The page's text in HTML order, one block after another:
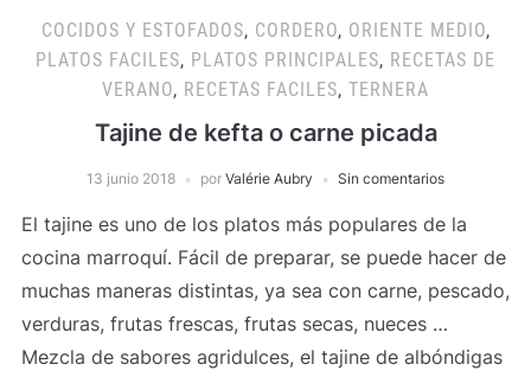
COCIDOS Y ESTOFADOS, CORDERO, ORIENTE MEDIO,
PLATOS FACILES, PLATOS PRINCIPALES, RECETAS DE
VERANO, RECETAS FACILES, TERNERA
Tajine de kefta o carne picada
13 junio 2018 por Valérie Aubry Sin comentarios
El tajine es uno de los platos más populares de la
cocina marroquí. Fácil de preparar, se puede hacer de
muchas maneras distintas, ya sea con carne, pescado,
verduras, frutas frescas, frutas secas, nueces …
Mezcla de sabores agridulces, el tajine de albóndigas